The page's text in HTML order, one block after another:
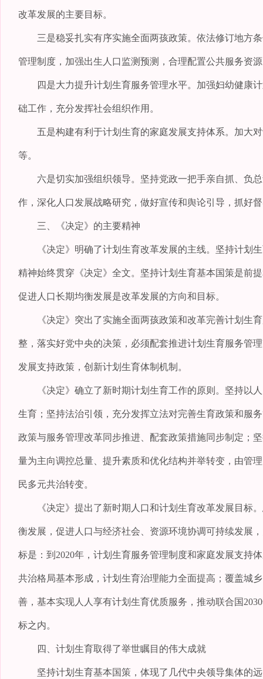
改革发展的主要目标。
三是稳妥扎实有序实施全面两孩政策。依法修订地方条
管理制度，加强出生人口监测预测，合理配置公共服务资
四是大力提升计划生育服务管理水平。加强妇幼健康计
础工作，充分发挥社会组织作用。
五是构建有利于计划生育的家庭发展支持体系。加大对
等。
六是切实加强组织领导。坚持党政一把手亲自抓、负总
作，深化人口发展战略研究，做好宣传和舆论引导，抓好
三、《决定》的主要精神
《决定》明确了计划生育改革发展的主线。坚持计划生
精神始终贯穿《决定》全文。坚持计划生育基本国策是前
促进人口长期均衡发展是改革发展的方向和目标。
《决定》突出了实施全面两孩政策和改革完善计划生育
整，落实好党中央的决策，必须配套推进计划生育服务管
发展支持政策，创新计划生育体制机制。
《决定》确立了新时期计划生育工作的原则。坚持以人
生育；坚持法治引领，充分发挥立法对完善生育政策和服
政策与服务管理改革同步推进、配套政策措施同步制定；
量为主向调控总量、提升素质和优化结构并举转变，由管
民多元共治转变。
《决定》提出了新时期人口和计划生育改革发展目标。
衡发展，促进人口与经济社会、资源环境协调可持续发展
标是：到2020年，计划生育服务管理制度和家庭发展支持
共治格局基本形成，计划生育治理能力全面提高；覆盖城
善，基本实现人人享有计划生育优质服务，推动联合国
标之内。
四、计划生育取得了举世瞩目的伟大成就
坚持计划生育基本国策，体现了几代中央领导集体的远